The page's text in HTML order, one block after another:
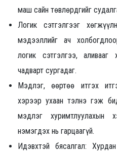
маш сайн төвлөрдгийг
Логик сэтгэлгээг
мэдээллийг ач
логик сэтгэлгээ,
чадварт сургадаг.
Мэдлэг, өөртөө итгэх
хэрээр ухаан тэлнэ гэж
мэдлэг хуримтлуулахын
нэмэгдэх нь гарцаагүй.
Идэвхтэй бясалгал: